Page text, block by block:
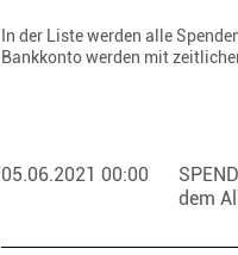
In der Liste werden alle
Bankkonto werden mit
05.06.2021 00:00
dem